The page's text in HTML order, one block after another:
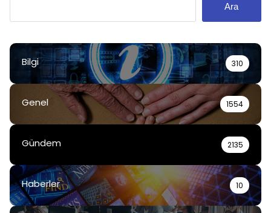
Ara
Bilgi 310
Genel 1554
Gündem 2135
Haberler 10